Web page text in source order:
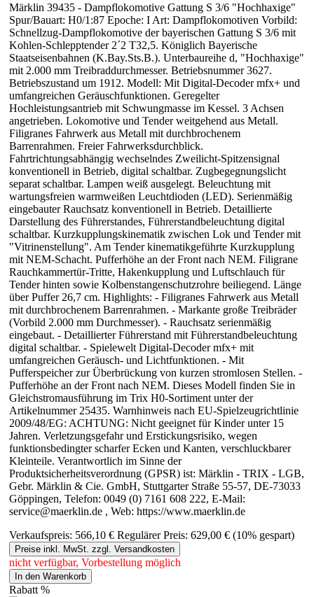
Märklin 39435 - Dampflokomotive Gattung S 3/6 "Hochhaxige"
Spur/Bauart: H0/1:87 Epoche: I Art: Dampflokomotiven Vorbild:
Schnellzug-Dampflokomotive der bayerischen Gattung S 3/6 mit
Kohlen-Schlepptender 2´2 T32,5. Königlich Bayerische
Staatseisenbahnen (K.Bay.Sts.B.). Unterbaureihe d, "Hochhaxige"
mit 2.000 mm Treibraddurchmesser. Betriebsnummer 3627.
Betriebszustand um 1912. Modell: Mit Digital-Decoder mfx+ und
umfangreichen Geräuschfunktionen. Geregelter
Hochleistungsantrieb mit Schwungmasse im Kessel. 3 Achsen
angetrieben. Lokomotive und Tender weitgehend aus Metall.
Filigranes Fahrwerk aus Metall mit durchbrochenem
Barrenrahmen. Freier Fahrwerksdurchblick.
Fahrtrichtungsabhängig wechselndes Zweilicht-Spitzensignal
konventionell in Betrieb, digital schaltbar. Zugbegegnungslicht
separat schaltbar. Lampen weiß ausgelegt. Beleuchtung mit
wartungsfreien warmweißen Leuchtdioden (LED). Serienmäßig
eingebauter Rauchsatz konventionell in Betrieb. Detaillierte
Darstellung des Führerstandes, Führerstandbeleuchtung digital
schaltbar. Kurzkupplungskinematik zwischen Lok und Tender mit
"Vitrinenstellung". Am Tender kinematikgeführte Kurzkupplung
mit NEM-Schacht. Pufferhöhe an der Front nach NEM. Filigrane
Rauchkammertür-Tritte, Hakenkupplung und Luftschlauch für
Tender hinten sowie Kolbenstangenschutzrohre beiliegend. Länge
über Puffer 26,7 cm. Highlights: - Filigranes Fahrwerk aus Metall
mit durchbrochenem Barrenrahmen. - Markante große Treibräder
(Vorbild 2.000 mm Durchmesser). - Rauchsatz serienmäßig
eingebaut. - Detaillierter Führerstand mit Führerstandbeleuchtung
digital schaltbar. - Spielewelt Digital-Decoder mfx+ mit
umfangreichen Geräusch- und Lichtfunktionen. - Mit
Pufferspeicher zur Überbrückung von kurzen stromlosen Stellen. -
Pufferhöhe an der Front nach NEM. Dieses Modell finden Sie in
Gleichstromausführung im Trix H0-Sortiment unter der
Artikelnummer 25435. Warnhinweis nach EU-Spielzeugrichtlinie
2009/48/EG: ACHTUNG: Nicht geeignet für Kinder unter 15
Jahren. Verletzungsgefahr und Erstickungsrisiko, wegen
funktionsbedingter scharfer Ecken und Kanten, verschluckbarer
Kleinteile. Verantwortlich im Sinne der
Produktsicherheitsverordnung (GPSR) ist: Märklin - TRIX - LGB,
Gebr. Märklin & Cie. GmbH, Stuttgarter Straße 55-57, DE-73033
Göppingen, Telefon: 0049 (0) 7161 608 222, E-Mail:
service@maerklin.de , Web: https://www.maerklin.de
Verkaufspreis: 566,10 € Regulärer Preis: 629,00 € (10% gespart)
Preise inkl. MwSt. zzgl. Versandkosten
nicht verfügbar, Vorbestellung möglich
In den Warenkorb
Rabatt %